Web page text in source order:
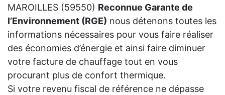
MAROILLES (59550) Reconnue Garante de
l’Environnement (RGE) nous détenons toutes les
informations nécessaires pour vous faire réaliser
des économies d’énergie et ainsi faire diminuer
votre facture de chauffage tout en vous
procurant plus de confort thermique.
Si votre revenu fiscal de référence ne dépasse